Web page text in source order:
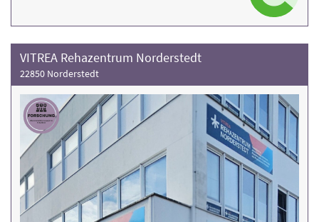
VITREA Rehazentrum Norderstedt
22850 Norderstedt